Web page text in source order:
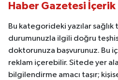
Haber Gazetesi İçerik
Bu kategorideki yazılar sağlık
durumunuzla ilgili doğru
doktorunuza başvurunuz. Bu
reklam içerebilir. Sitede yer
bilgilendirme amacı taşır;